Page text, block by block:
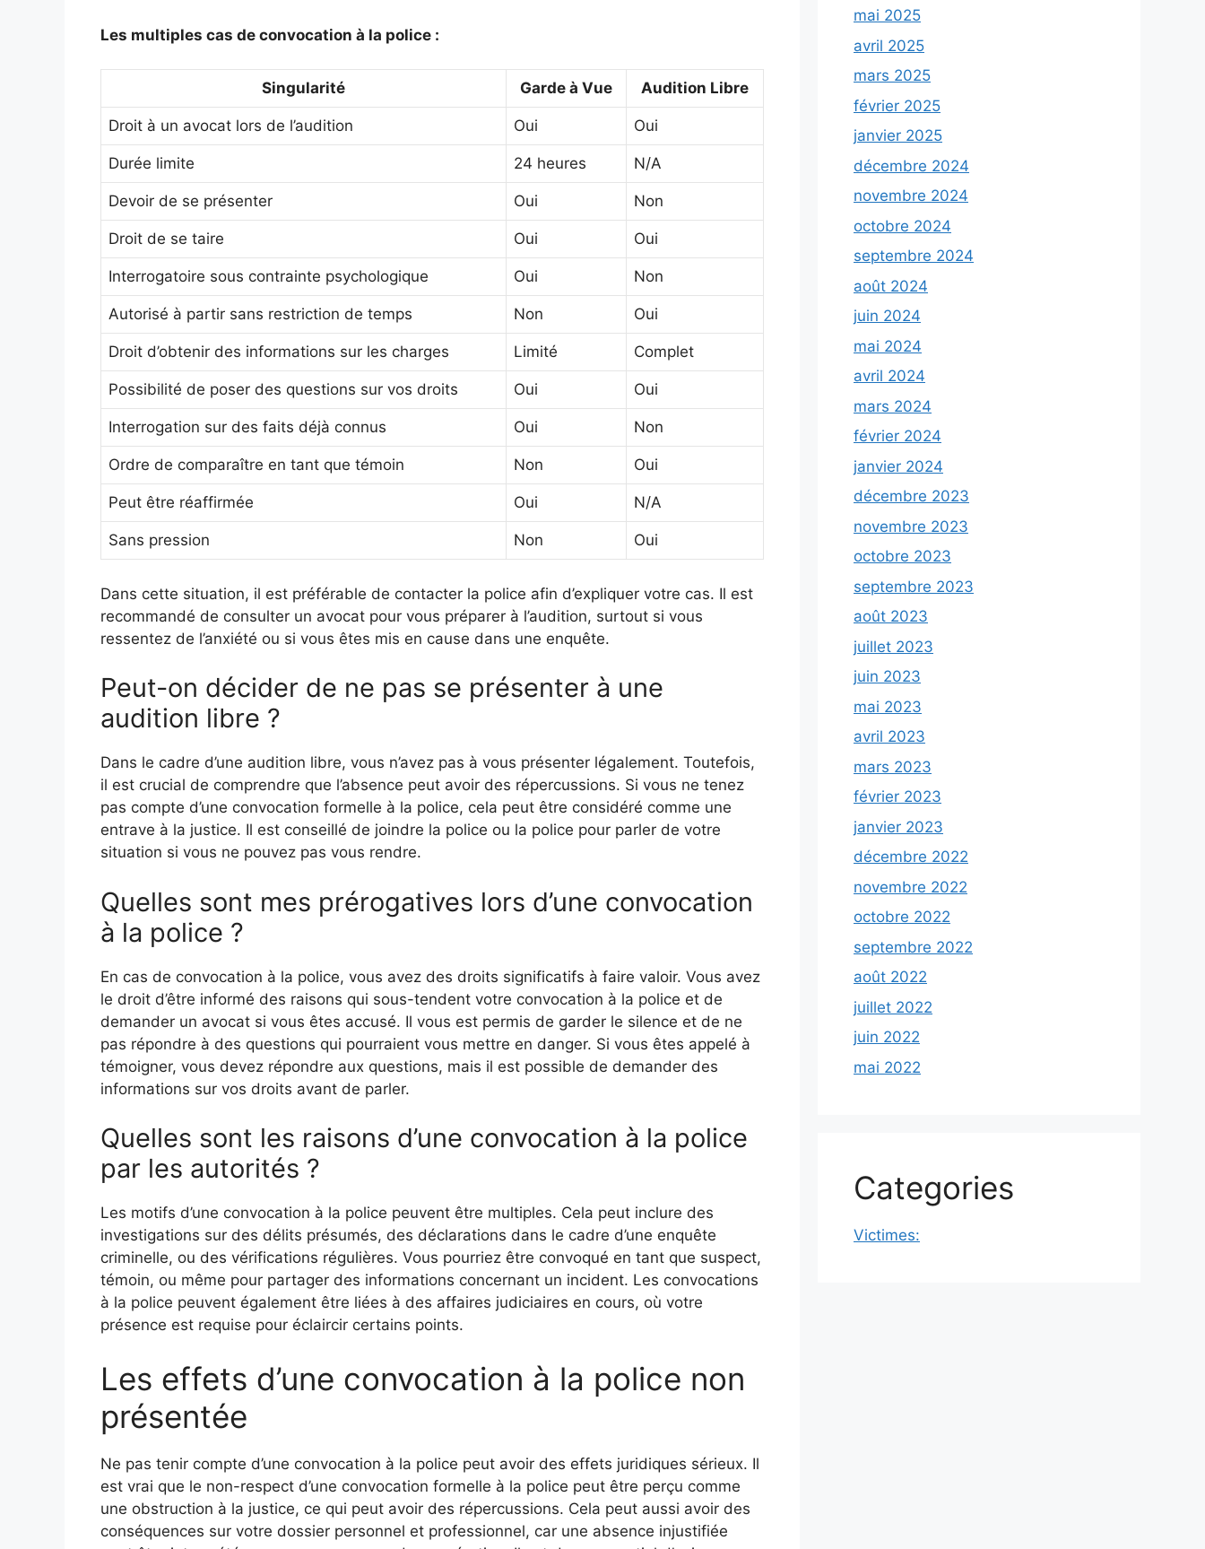
Les multiples cas de convocation à la police :
Singularité Garde à Vue Audition Libre
Droit à un avocat lors de l’audition Oui Oui
Durée limite 24 heures N/A
Devoir de se présenter Oui Non
Droit de se taire Oui Oui
Interrogatoire sous contrainte psychologique Oui Non
Autorisé à partir sans restriction de temps Non Oui
Droit d’obtenir des informations sur les charges Limité Complet
Possibilité de poser des questions sur vos droits Oui Oui
Interrogation sur des faits déjà connus Oui Non
Ordre de comparaître en tant que témoin Non Oui
Peut être réaffirmée Oui N/A
Sans pression Non Oui
Dans cette situation, il est préférable de contacter la police afin d’expliquer votre cas. Il est
recommandé de consulter un avocat pour vous préparer à l’audition, surtout si vous
ressentez de l’anxiété ou si vous êtes mis en cause dans une enquête.
Peut-on décider de ne pas se présenter à une
audition libre ?
Dans le cadre d’une audition libre, vous n’avez pas à vous présenter légalement. Toutefois,
il est crucial de comprendre que l’absence peut avoir des répercussions. Si vous ne tenez
pas compte d’une convocation formelle à la police, cela peut être considéré comme une
entrave à la justice. Il est conseillé de joindre la police ou la police pour parler de votre
situation si vous ne pouvez pas vous rendre.
Quelles sont mes prérogatives lors d’une convocation
à la police ?
En cas de convocation à la police, vous avez des droits significatifs à faire valoir. Vous avez
le droit d’être informé des raisons qui sous-tendent votre convocation à la police et de
demander un avocat si vous êtes accusé. Il vous est permis de garder le silence et de ne
pas répondre à des questions qui pourraient vous mettre en danger. Si vous êtes appelé à
témoigner, vous devez répondre aux questions, mais il est possible de demander des
informations sur vos droits avant de parler.
Quelles sont les raisons d’une convocation à la police
par les autorités ?
Les motifs d’une convocation à la police peuvent être multiples. Cela peut inclure des
investigations sur des délits présumés, des déclarations dans le cadre d’une enquête
criminelle, ou des vérifications régulières. Vous pourriez être convoqué en tant que suspect,
témoin, ou même pour partager des informations concernant un incident. Les convocations
à la police peuvent également être liées à des affaires judiciaires en cours, où votre
présence est requise pour éclaircir certains points.
Les effets d’une convocation à la police non
présentée
Ne pas tenir compte d’une convocation à la police peut avoir des effets juridiques sérieux. Il
est vrai que le non-respect d’une convocation formelle à la police peut être perçu comme
une obstruction à la justice, ce qui peut avoir des répercussions. Cela peut aussi avoir des
conséquences sur votre dossier personnel et professionnel, car une absence injustifiée
mai 2025
avril 2025
mars 2025
février 2025
janvier 2025
décembre 2024
novembre 2024
octobre 2024
septembre 2024
août 2024
juin 2024
mai 2024
avril 2024
mars 2024
février 2024
janvier 2024
décembre 2023
novembre 2023
octobre 2023
septembre 2023
août 2023
juillet 2023
juin 2023
mai 2023
avril 2023
mars 2023
février 2023
janvier 2023
décembre 2022
novembre 2022
octobre 2022
septembre 2022
août 2022
juillet 2022
juin 2022
mai 2022
Categories
Victimes: